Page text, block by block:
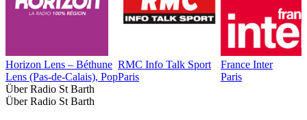
Horizon Lens – Béthune
Lens (Pas-de-Calais), Pop
RMC Info Talk Sport
Paris
France Inter
Paris
Über Radio St Barth
Über Radio St Barth